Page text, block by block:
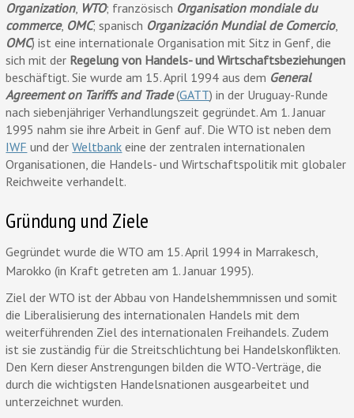
Organization, WTO; französisch Organisation mondiale du
commerce, OMC; spanisch Organización Mundial de Comercio,
OMC) ist eine internationale Organisation mit Sitz in Genf, die
sich mit der Regelung von Handels- und Wirtschaftsbeziehungen
beschäftigt. Sie wurde am 15. April 1994 aus dem General
Agreement on Tariffs and Trade(GATT) in der Uruguay-Runde
nach siebenjähriger Verhandlungszeit gegründet. Am 1. Januar
1995 nahm sie ihre Arbeit in Genf auf. Die WTO ist neben dem
IWF und derWeltbank eine der zentralen internationalen
Organisationen, die Handels- und Wirtschaftspolitik mit globaler
Reichweite verhandelt.
Gründung und Ziele
Gegründet wurde die WTO am 15. April 1994 in Marrakesch,
Marokko (in Kraft getreten am 1. Januar 1995).
Ziel der WTO ist der Abbau von Handelshemmnissen und somit
die Liberalisierung des internationalen Handels mit dem
weiterführenden Ziel des internationalen Freihandels. Zudem
ist sie zuständig für die Streitschlichtung bei Handelskonflikten.
Den Kern dieser Anstrengungen bilden die WTO-Verträge, die
durch die wichtigsten Handelsnationen ausgearbeitet und
unterzeichnet wurden.